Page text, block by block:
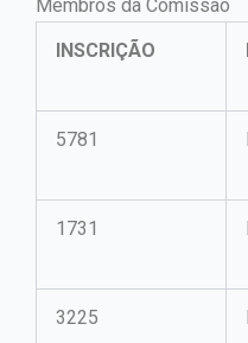
Membros da Comissão
INSCRIÇÃO
5781
1731
3225